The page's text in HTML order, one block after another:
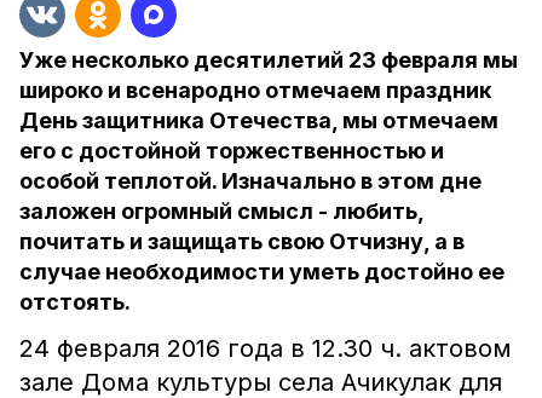
Уже несколько десятилетий 23 февраля мы
широко и всенародно отмечаем праздник
День защитника Отечества, мы отмечаем
его с достойной торжественностью и
особой теплотой. Изначально в этом дне
заложен огромный смысл - любить,
почитать и защищать свою Отчизну, а в
случае необходимости уметь достойно ее
отстоять.
24 февраля 2016 года в 12.30 ч. актовом
зале Дома культуры села Ачикулак для